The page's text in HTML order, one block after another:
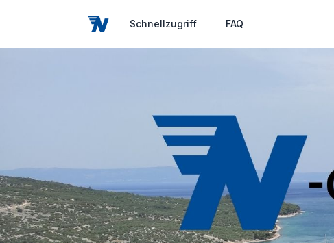
Schnellzugriff FAQ